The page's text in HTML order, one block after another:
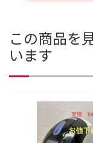
この商品を
います